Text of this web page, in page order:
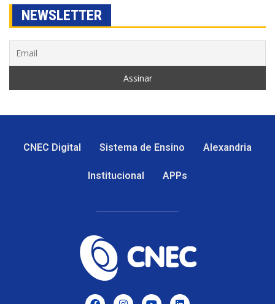
NEWSLETTER
CNEC Digital Sistema de Ensino Alexandria
Institucional APPs